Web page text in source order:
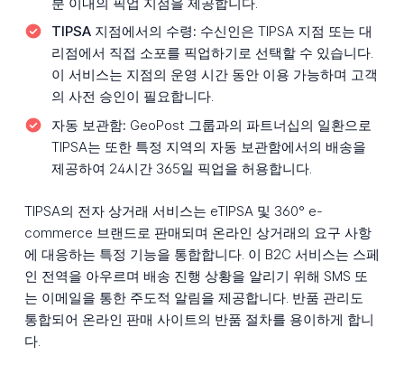
TIPSA 지점에서의 수령: 수신인은 TIPSA 지점 또는 대
리점에서 직접 소포를 픽업하기로 선택할 수 있습니다.
이 서비스는 지점의 운영 시간 동안 이용 가능하며 고객
의 사전 승인이 필요합니다.
자동 보관함: GeoPost 그룹과의 파트너십의 일환으로
TIPSA는 또한 특정 지역의 자동 보관함에서의 배송을
제공하여 24시간 365일 픽업을 허용합니다.
TIPSA의 전자 상거래 서비스는 eTIPSA 및 360° e-
commerce 브랜드로 판매되며 온라인 상거래의 요구 사항
에 대응하는 특정 기능을 통합합니다. 이 B2C 서비스는 스페
인 전역을 아우르며 배송 진행 상황을 알리기 위해 SMS 또
는 이메일을 통한 주도적 알림을 제공합니다. 반품 관리도
통합되어 온라인 판매 사이트의 반품 절차를 용이하게 합니
다.